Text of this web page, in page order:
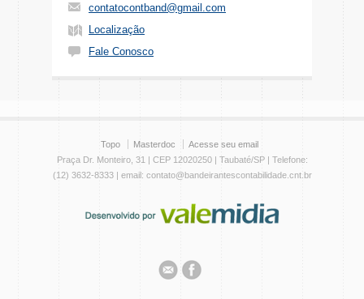
contatocontband@gmail.com
Localização
Fale Conosco
Topo Masterdoc
Acesse seu email
Praça Dr. Monteiro, 31 | CEP 12020250 | Taubaté/SP | Telefone:
(12) 3632-8333 | email: contato@bandeirantescontabilidade.cnt.br